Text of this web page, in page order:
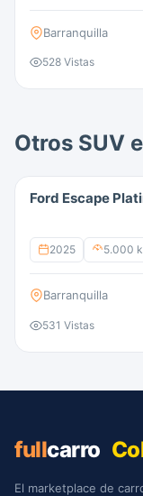
Barranquilla
528 Vistas
Otros SUV
Ford Escape
2025 5.000
Barranquilla
531 Vistas
fullcarro
El marketplace de